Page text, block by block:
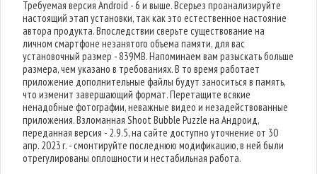
Требуемая версия Android - 6 и выше. Всерьез проанализируйте
настоящий этап установки, так как это естественное настояние
автора продукта. Впоследствии сверьте существование на
личном смартфоне незанятого объема памяти, для вас
установочный размер - 839MB. Напоминаем вам разыскать больше
размера, чем указано в требованиях. В то время работает
приложение дополнительные файлы будут заноситься в память,
что изменит завершающий формат. Перетащите всякие
ненадобные фотографии, неважные видео и незадействованные
приложения. Взломанная Shoot Bubble Puzzle на Андроид,
переданная версия - 2.9.5, на сайте доступно уточнение от 30
апр. 2023 г. - смонтируйте последнюю модификацию, в ней были
отрегулированы оплошности и нестабильная работа.